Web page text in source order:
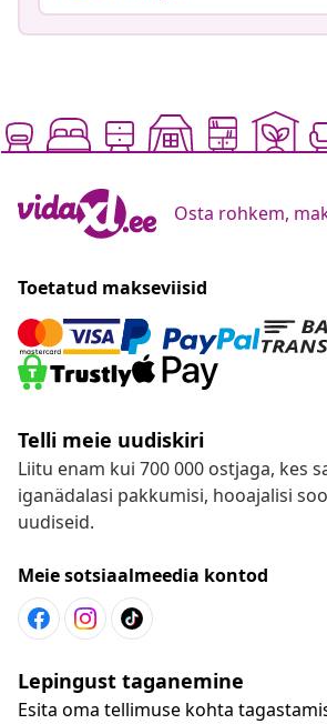
Osta rohkem,
Toetatud makseviisid
Telli meie uudiskiri
Liitu enam kui 700 000 ostjaga, kes
iganädalasi pakkumisi, hooajalisi
uudiseid.
Meie sotsiaalmeedia kontod
Lepingust taganemine
Esita oma tellimuse kohta